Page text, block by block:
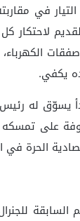
في
لاحتكار
يكفي.
يسوّق له
على
الحرة